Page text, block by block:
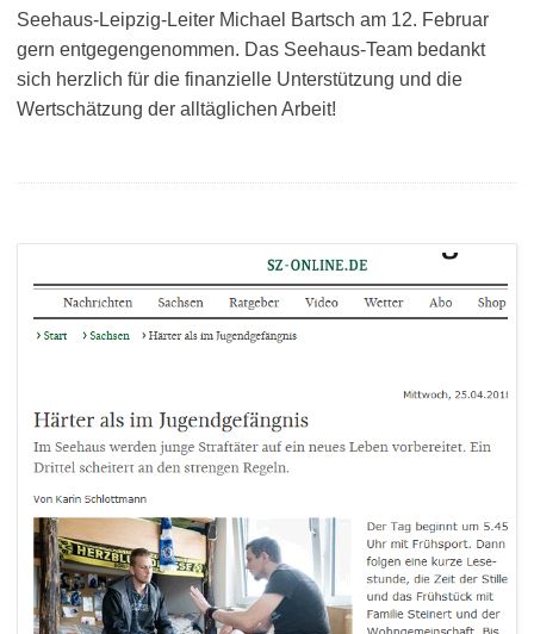
Seehaus-Leipzig-Leiter Michael Bartsch am 12. Februar
gern entgegengenommen. Das Seehaus-Team bedankt
sich herzlich für die finanzielle Unterstützung und die
Wertschätzung der alltäglichen Arbeit!